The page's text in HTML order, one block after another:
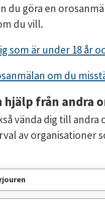
du göra en
du vill.
som är under 18 år
om du
hjälp från andra
vända dig till
av organisationer